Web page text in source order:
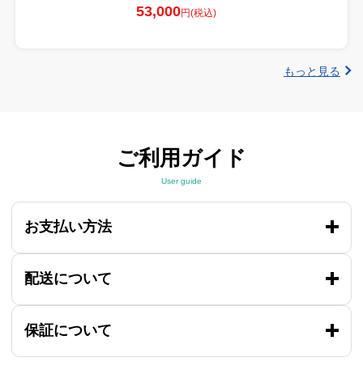
53,000円(税込)
もっと見る
ご利用ガイド
User guide
お支払い方法
配送について
保証について